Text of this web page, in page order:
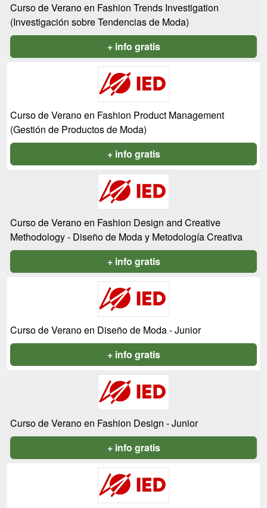
Curso de Verano en Fashion Trends Investigation
(Investigación sobre Tendencias de Moda)
+ info gratis
Curso de Verano en Fashion Product Management
(Gestión de Productos de Moda)
+ info gratis
Curso de Verano en Fashion Design and Creative
Methodology - Diseño de Moda y Metodología Creativa
+ info gratis
Curso de Verano en Diseño de Moda - Junior
+ info gratis
Curso de Verano en Fashion Design - Junior
+ info gratis